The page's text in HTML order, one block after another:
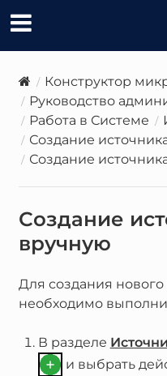
Конструктор
Руководство
Работа в Системе
Создание
Создание
Создание
вручную
Для создания
необходимо
В разделе
и выбрать